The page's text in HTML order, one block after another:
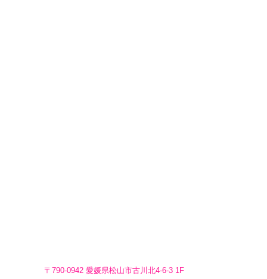
〒790-0942 愛媛県松山市古川北4-6-3 1F